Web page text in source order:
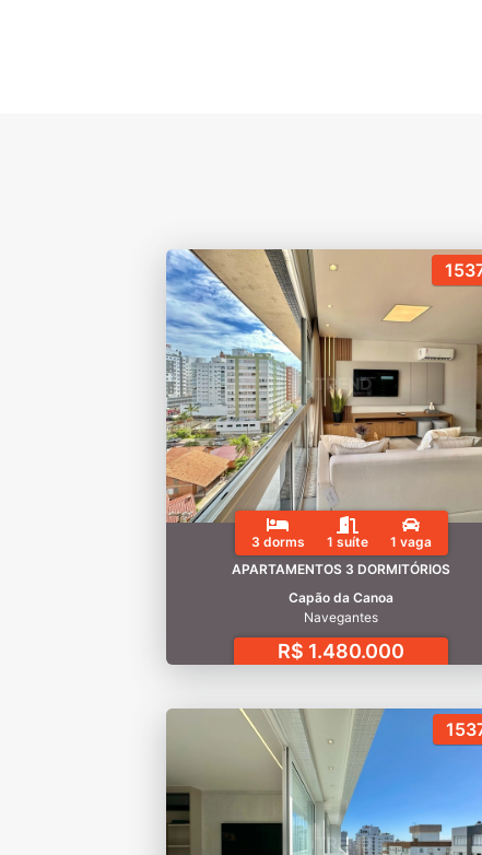
3 dorms 1 suíte
1 vaga
APARTAMENTOS 3 DORMITÓRIOS
Capão da Canoa
Navegantes
R$ 1.480.000